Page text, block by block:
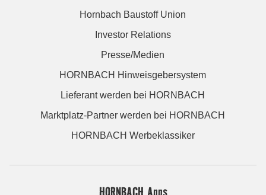
Hornbach Baustoff Union
Investor Relations
Presse/Medien
HORNBACH Hinweisgebersystem
Lieferant werden bei HORNBACH
Marktplatz-Partner werden bei HORNBACH
HORNBACH Werbeklassiker
HORNBACH Apps